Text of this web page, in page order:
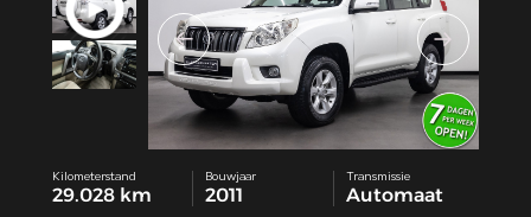
CONTACT
Kilometerstand
29.028 km
Bouwjaar
2011
Transmissie
Automaat